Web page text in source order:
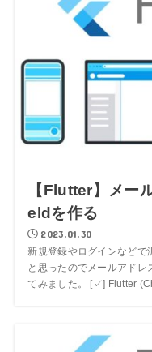
【Flutter】メー
eldを作る
2023.01.30
新規登録やログインなどで
と思ったのでメールアドレ
てみました。 [✓] Flutter